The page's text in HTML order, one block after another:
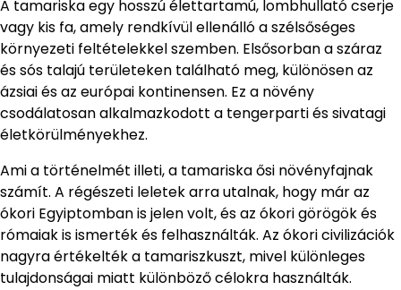
A tamariska egy hosszú élettartamú, lombhullató cserje
vagy kis fa, amely rendkívül ellenálló a szélsőséges
környezeti feltételekkel szemben. Elsősorban a száraz
és sós talajú területeken található meg, különösen az
ázsiai és az európai kontinensen. Ez a növény
csodálatosan alkalmazkodott a tengerparti és sivatagi
életkörülményekhez.
Ami a történelmét illeti, a tamariska ősi növényfajnak
számít. A régészeti leletek arra utalnak, hogy már az
ókori Egyiptomban is jelen volt, és az ókori görögök és
rómaiak is ismerték és felhasználták. Az ókori civilizációk
nagyra értékelték a tamariszkuszt, mivel különleges
tulajdonságai miatt különböző célokra használták.